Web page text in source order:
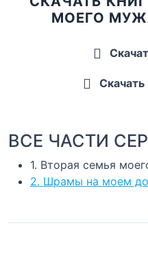
МОЕГО
Скачать
ВСЕ ЧАСТИ
1. Вторая семья
2. Шрамы на моем